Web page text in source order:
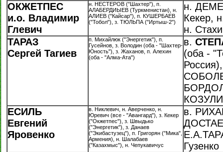
ОКЖЕТПЕС
и.о. Владимир
Глевич
н. НЕСТЕРОВ ("Шахтер"), п.
АЛАБЕРДИЫЕВ (Туркменистан), н.
АЛИЕВ ("Кайсар"), п. КУШЕРБАЕВ
("Тобол"), з. ТЮЛЬПА ("Иртыш-2")
н.
Кекер,
н.
ТАРАЗ
Сергей Тагиев
п. Михайлюк ("Энергетик"), п.
Гусейнов, з. Володин (оба - "Шахтер-
Юность"), з. Жаханов, п. Алехин
(оба - "Алма-Ата")
в.
(оба -
ЕСИЛЬ
Евгений
Яровенко
в. Никлевич, н. Аверченко, н.
Юревич (все - "Авангард"), з. Кекер
("Окжетпес"), з. Швыдько
("Энергетик"), з. Данаев
("Экибастузец"), п. Григорян ("Мика",
Армения), н. Шалабаев
("Казахмыс"), н. Чепукавичус
в.
Гузенко